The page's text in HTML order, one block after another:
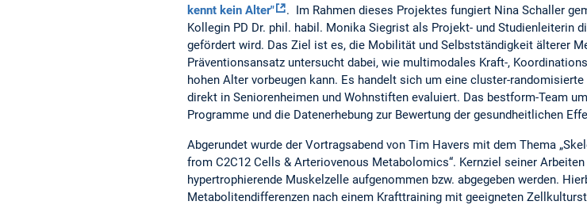
kennt kein Alter"
. Im Rahmen dieses Projektes fungiert Nina Schaller
Kollegin PD Dr. phil. habil. Monika Siegrist als Projekt- und Studienleiterin
gefördert wird. Das Ziel ist es, die Mobilität und Selbstständigkeit älterer
Präventionsansatz untersucht dabei, wie multimodales Kraft-,
hohen Alter vorbeugen kann. Es handelt sich um eine cluster-
direkt in Seniorenheimen und Wohnstiften evaluiert. Das bestform-Team
Programme und die Datenerhebung zur Bewertung der gesundheitlichen
Abgerundet wurde der Vortragsabend von Tim Havers mit dem Thema
from C2C12 Cells & Arteriovenous Metabolomics“. Kernziel seiner
hypertrophierende Muskelzelle aufgenommen bzw. abgegeben werden.
Metabolitendifferenzen nach einem Krafttraining mit geeigneten